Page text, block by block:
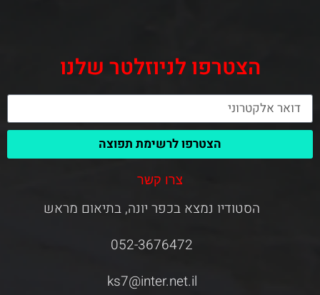
הצטרפו לניוזלטר שלנו
הצטרפו לרשימת תפוצה
צרו קשר
הסטודיו נמצא בכפר יונה, בתיאום מראש
052-3676472
ks7@inter.net.il